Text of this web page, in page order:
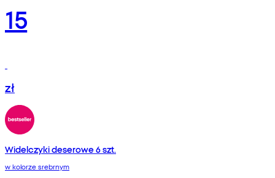
15
zł
Widelczyki deserowe 6 szt.
w kolorze srebrnym